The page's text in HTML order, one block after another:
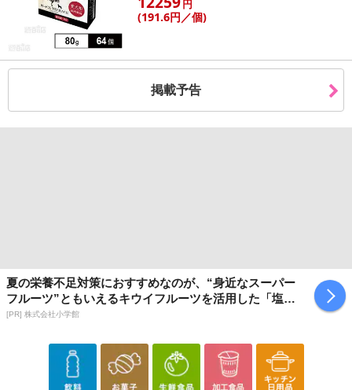
円
(191.6円／個)
掲載予告
夏の栄養不足対策におすすめなのが、“身近なスーパー
フルーツ”ともいえるキウイフルーツを活用した「塩キ
ウイ」
[PR] 株式会社小学館